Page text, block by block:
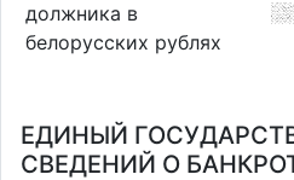
должника в
белорусских рублях
ЕДИНЫЙ
СВЕДЕНИЙ О